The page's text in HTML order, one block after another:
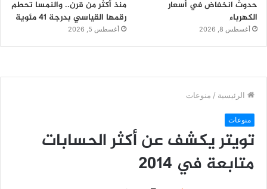
حدوث انخفاض في أسعار
الكهرباء
أغسطس 8, 2026
منذ أكثر من قرن.. والنمسا تحطم
رقمها القياسي بدرجة 41 مئوية
أغسطس 5, 2026